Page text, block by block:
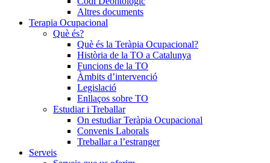
Altres documents
Terapia Ocupacional
Què és?
Què és la Teràpia Ocupacional?
Història de la TO a Catalunya
Funcions de la TO
Àmbits d’intervenció
Legislació
Enllaços sobre TO
Estudiar i Treballar
On estudiar Teràpia Ocupacional
Convenis Laborals
Treballar a l’estranger
Serveis